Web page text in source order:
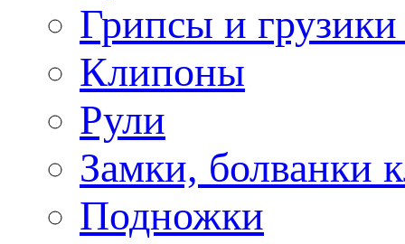
Грипсы и грузики
Клипоны
Рули
Замки, болванки
Подножки